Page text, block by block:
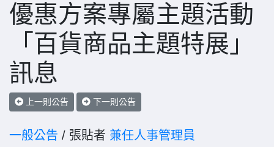
優惠方案專屬主題活動
「百貨商品主題特展」
訊息
上一則公告 下一則公告
一般公告 / 張貼者 兼任人事管理員